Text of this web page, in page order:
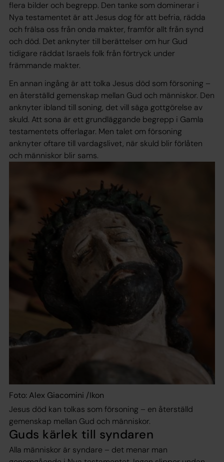
flera bilder och begrepp. Den tanke som dominerar i
Nya testamentet är att Jesus dog för att befria, rädd­a
och frälsa oss från onda makter, framför allt från synd
och död. Det anknyter till berättelser om hur Gud
tidigare räddat Israels folk från förtryck under
främmande makter.
En annan ingång är att tolka Jesus död som försoning –
en återställd gemenskap mellan Gud och människor. Den
anknyter ibland till soning, det vill säga gottgörelse av
skuld. Att sona är ett grund­läggande begrepp i Gamla
testamentets offerlagar. Men talet om försoning
anknyter oftare till vardagslivet, när skuld blir förlåten
och människor blir sams.
Foto: Alex Giacomini /Ikon
Jesus död kan tolkas som försoning – en återställd
gemenskap mellan Gud och människor.
Guds kärlek till syndaren
Alla människor är syndare – det menar man